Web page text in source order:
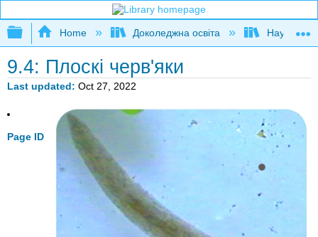
Expand/collapse global hierarchy
Home Доколеджна освіта Наука і
9.4: Плоскі черв'яки
Last updated Oct 27, 2022
Page ID